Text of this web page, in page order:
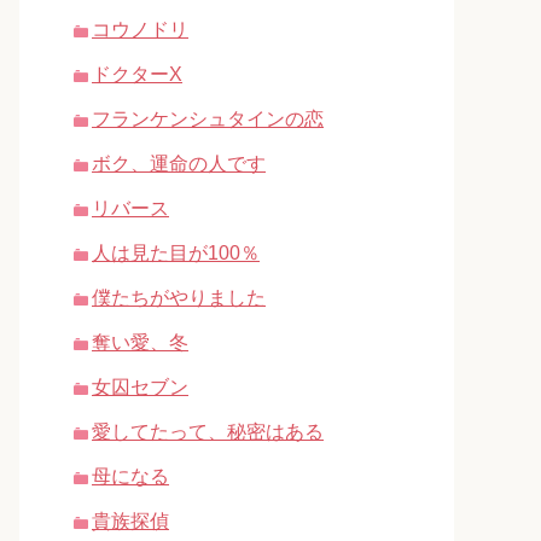
コウノドリ
ドクターX
フランケンシュタインの恋
ボク、運命の人です
リバース
人は見た目が100％
僕たちがやりました
奪い愛、冬
女囚セブン
愛してたって、秘密はある
母になる
貴族探偵